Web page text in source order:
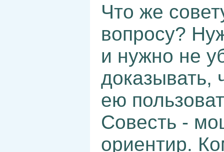
Что же
вопросу?
и нужно не
доказывать,
ею
Совесть -
ориентир.